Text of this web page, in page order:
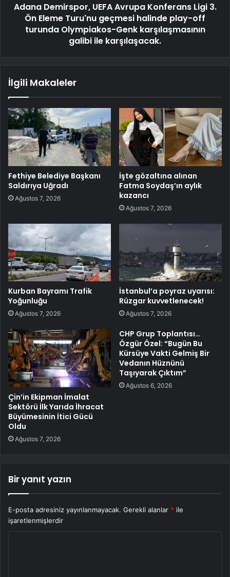
Adana Demirspor, UEFA Avrupa Konferans Ligi 3.
Ön Eleme Turu'nu geçmesi halinde play-off
turunda Olympiakos-Genk karşılaşmasının
galibi ile karşılaşacak.
İlgili Makaleler
Fethiye Belediye Başkanı
Saldırıya Uğradı
Ağustos 7, 2026
İşte gözaltına alınan
Fatma Soydaş’ın aylık
kazancı
Ağustos 7, 2026
Kurban Bayramı Trafik
Yoğunluğu
Ağustos 7, 2026
İstanbul’a poyraz uyarısı:
Rüzgar kuvvetlenecek!
Ağustos 7, 2026
Çin’in Ekipman İmalat
Sektörü İlk Yarıda İhracat
Büyümesinin İtici Gücü
Oldu
Ağustos 7, 2026
CHP Grup Toplantısı…
Özgür Özel: “Bugün Bu
Kürsüye Vakti Gelmiş Bir
Vedanın Hüznünü
Taşıyarak Çıktım”
Ağustos 6, 2026
Bir yanıt yazın
E-posta adresiniz yayınlanmayacak. Gerekli alanlar * ile
işaretlenmişlerdir